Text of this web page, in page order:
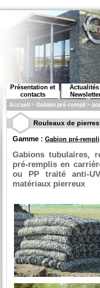
Présentation et
contacts
Actualités
Accueil > Gabion pré-rempli >
Rouleaux de pierres
Gamme : Gabion pré-rempli
Gabions tubulaires,
pré-remplis en
ou PP traité anti-
matériaux pierreux